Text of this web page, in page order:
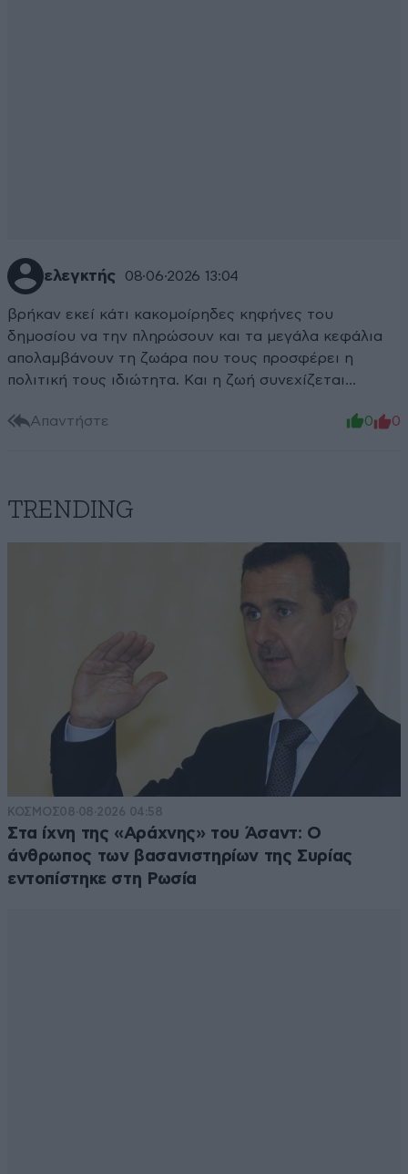
ελεγκτής 08·06·2026 13:04
βρήκαν εκεί κάτι κακομοίρηδες κηφήνες του
δημοσίου να την πληρώσουν και τα μεγάλα κεφάλια
απολαμβάνουν τη ζωάρα που τους προσφέρει η
πολιτική τους ιδιώτητα. Και η ζωή συνεχίζεται...
Απαντήστε 0 0
TRENDING
ΚΟΣΜΟΣ08·08·2026 04:58
Στα ίχνη της «Αράχνης» του Άσαντ: Ο
άνθρωπος των βασανιστηρίων της Συρίας
εντοπίστηκε στη Ρωσία